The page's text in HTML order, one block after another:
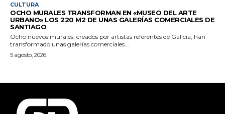
CULTURA
OCHO MURALES TRANSFORMAN EN «MUSEO DEL ARTE
URBANO» LOS 220 M2 DE UNAS GALERÍAS COMERCIALES DE
SANTIAGO
Ocho nuevos murales, creados por artistas referentes de Galicia, han
transformado unas galerías comerciales...
5 agosto, 2026